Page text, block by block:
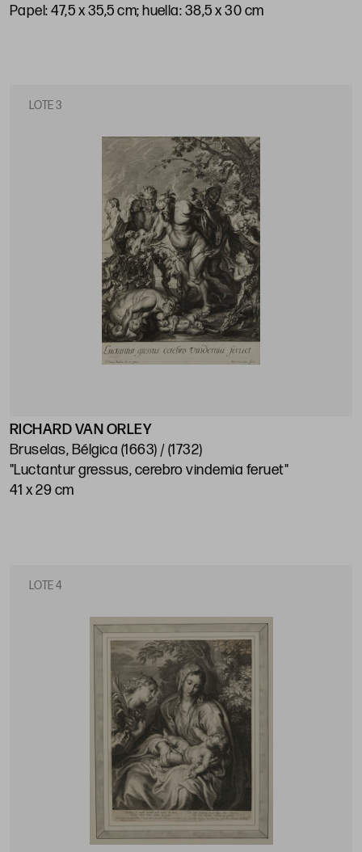
Papel: 47,5 x 35,5 cm; huella: 38,5 x 30 cm
LOTE 3
RICHARD VAN ORLEY
Bruselas, Bélgica (1663) / (1732)
"Luctantur gressus, cerebro vindemia feruet"
41 x 29 cm
LOTE 4